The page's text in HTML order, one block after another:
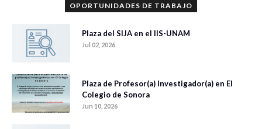
OPORTUNIDADES DE TRABAJO
Plaza del SIJA en el IIS-UNAM
Jul 02, 2026
Plaza de Profesor(a) Investigador(a) en El
Colegio de Sonora
Jun 10, 2026